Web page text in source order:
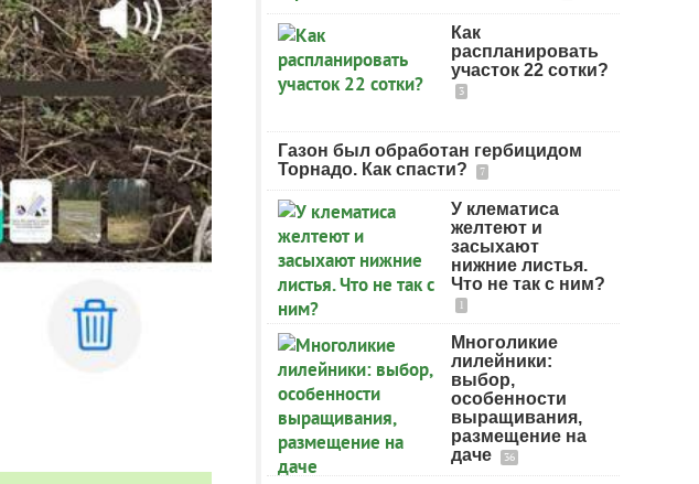
Как
распланировать
участок 22 сотки?
3
Газон был обработан гербицидом
Торнадо. Как спасти?
7
У клематиса
желтеют и
засыхают
нижние листья.
Что не так с ним?
1
Многоликие
лилейники:
выбор,
особенности
выращивания,
размещение на
даче
36